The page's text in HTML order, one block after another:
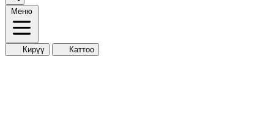
Меню
Кирүү Каттоо